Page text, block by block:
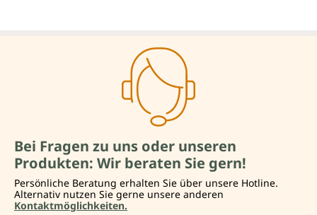
Bei Fragen zu uns oder unseren
Produkten: Wir beraten Sie gern!
Persönliche Beratung erhalten Sie über unsere Hotline.
Alternativ nutzen Sie gerne unsere anderen
Kontaktmöglichkeiten.